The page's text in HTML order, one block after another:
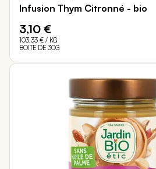
Infusion Thym Citronné - bio
3,10 €
103,33 € / KG
BOITE DE 30G